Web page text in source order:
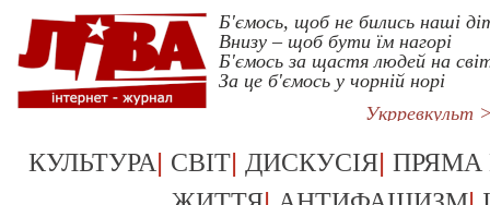
Б'ємось, щоб не бились наші
Внизу – щоб бути їм нагорі
Б'ємось за щастя людей на
За це б'ємось у чорній норі
Укрревкульт
КУЛЬТУРА| СВІТ| ДИСКУСІЯ| ПРЯМА